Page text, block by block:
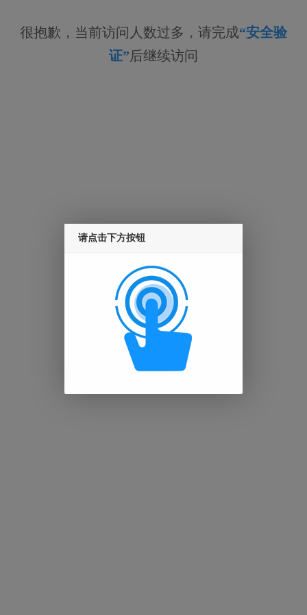
很抱歉，当前访问人数过多，请完成“安全验
证”后继续访问
请点击下方按钮